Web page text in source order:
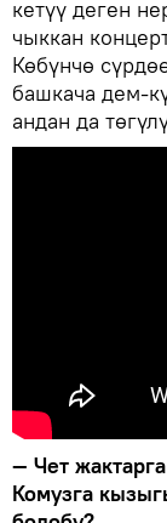
кетүү деген
чыккан
Көбүнчө
башкача дем-
андан да
— Чет
Комузга